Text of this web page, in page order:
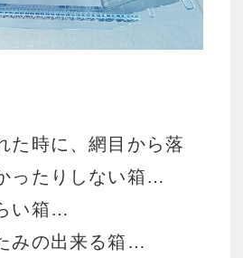
た時に、網目から落
ったりしない箱…
い箱…
みの出来る箱…